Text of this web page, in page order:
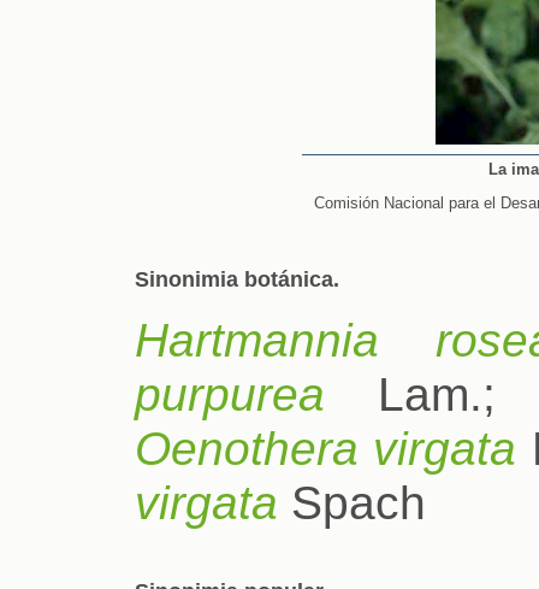
La
Comisión Nacional para el
Sinonimia botánica.
Hartmannia
purpurea
Oenothera virgata
virgata Spach